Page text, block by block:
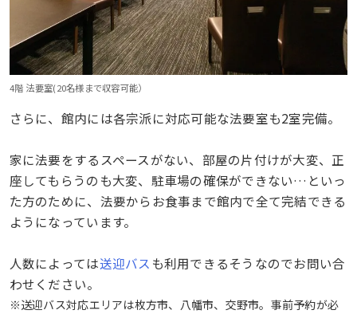
4階 法要室(20名様まで収容可能）
さらに、館内には各宗派に対応可能な法要室も2室完備。
家に法要をするスペースがない、部屋の片付けが大変、正
座してもらうのも大変、駐車場の確保ができない…といっ
た方のために、法要からお食事まで館内で全て完結できる
ようになっています。
人数によっては送迎バス も利用できるそうなのでお問い合
わせください。
※送迎バス対応エリアは枚方市、八幡市、交野市。事前予約が必